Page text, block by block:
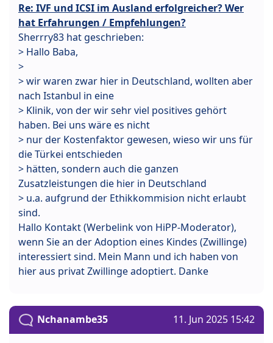
Re: IVF und ICSI im Ausland erfolgreicher? Wer
hat Erfahrungen / Empfehlungen?
Sherrry83 hat geschrieben:
> Hallo Baba,
>
> wir waren zwar hier in Deutschland, wollten aber
nach Istanbul in eine
> Klinik, von der wir sehr viel positives gehört
haben. Bei uns wäre es nicht
> nur der Kostenfaktor gewesen, wieso wir uns für
die Türkei entschieden
> hätten, sondern auch die ganzen
Zusatzleistungen die hier in Deutschland
> u.a. aufgrund der Ethikkommision nicht erlaubt
sind.
Hallo Kontakt (Werbelink von HiPP-Moderator),
wenn Sie an der Adoption eines Kindes (Zwillinge)
interessiert sind. Mein Mann und ich haben von
hier aus privat Zwillinge adoptiert. Danke
Nchanambe35 11. Jun 2025 15:42